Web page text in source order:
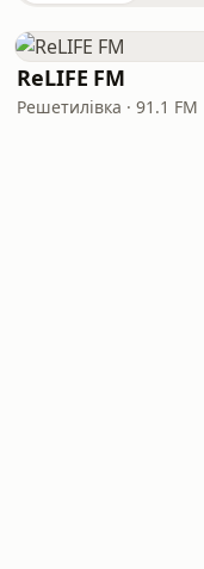
ReLIFE FM
Решетилівка · 91.1 FM